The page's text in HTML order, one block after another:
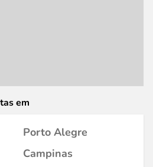
em
Porto Alegre
Campinas